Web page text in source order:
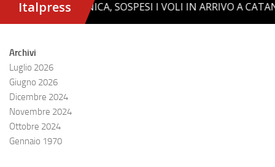
Archivi
Luglio 2026
Giugno 2026
Dicembre 2024
Novembre 2024
Ottobre 2024
Gennaio 1970